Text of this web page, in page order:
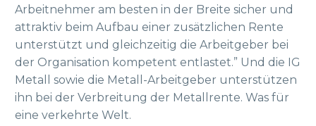
Arbeitnehmer am besten in der Breite sicher und
attraktiv beim Aufbau einer zusätzlichen Rente
unterstützt und gleichzeitig die Arbeitgeber bei
der Organisation kompetent entlastet.” Und die IG
Metall sowie die Metall-Arbeitgeber unterstützen
ihn bei der Verbreitung der Metallrente. Was für
eine verkehrte Welt.